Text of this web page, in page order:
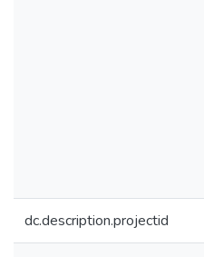
dc.description.projectid